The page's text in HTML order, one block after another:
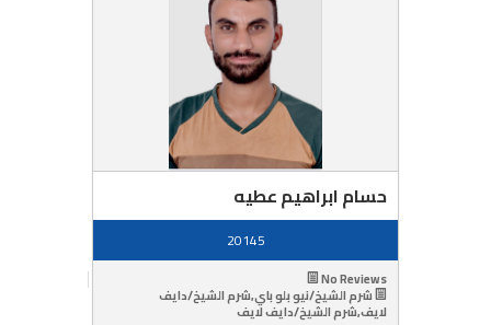
حسام ابراهيم عطيه
20145
No Reviews
شرم الشيخ/نيو بلو باي,شرم الشيخ/دايف
لايف,شرم الشيخ/دايف لايف